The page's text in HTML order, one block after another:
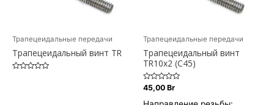
Трапецеидальные передачи
Трапецеидальный винт TR
Трапецеидальные передачи
Трапецеидальный винт
TR10х2 (С45)
Оценка
0
из
45,00 Br